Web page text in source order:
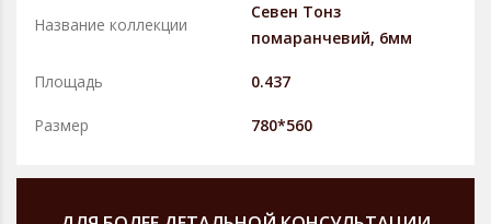
Название коллекции
Севен Тонз
помаранчевий, 6мм
Площадь 0.437
Размер 780*560